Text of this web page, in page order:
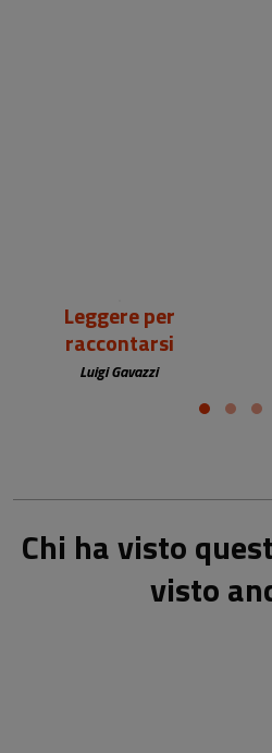
Leggere per
raccontarsi
Luigi Gavazzi
Chi ha visto
visto